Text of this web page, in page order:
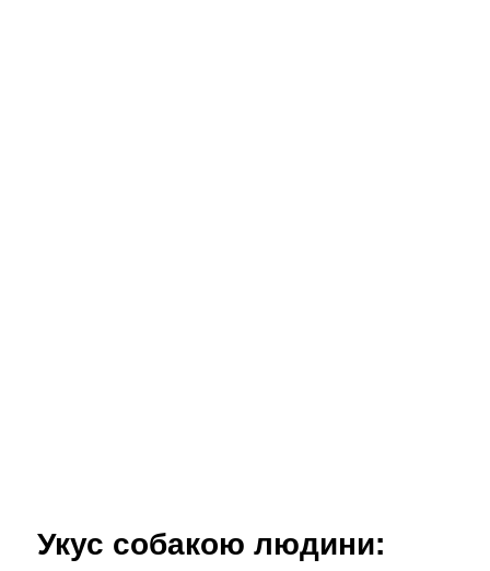
Укус собакою людини: